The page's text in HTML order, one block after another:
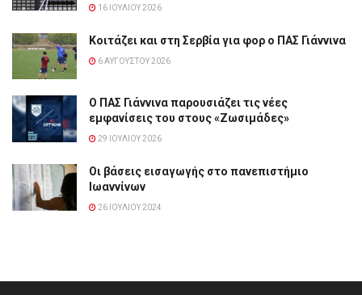
16 ΙΟΥΛΊΟΥ 2026
Κοιτάζει και στη Σερβία για φορ ο ΠΑΣ Γιάννινα
6 ΑΥΓΟΎΣΤΟΥ 2026
Ο ΠΑΣ Γιάννινα παρουσιάζει τις νέες
εμφανίσεις του στους «Ζωσιμάδες»
29 ΙΟΥΛΊΟΥ 2026
Οι βάσεις εισαγωγής στο πανεπιστήμιο
Ιωαννίνων
26 ΙΟΥΛΊΟΥ 2024